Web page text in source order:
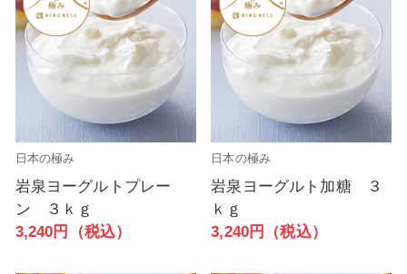
日本の極み
岩泉ヨーグルトプレー
ン ３ｋｇ
3,240円（税込）
日本の極み
岩泉ヨーグルト加糖 ３
ｋｇ
3,240円（税込）